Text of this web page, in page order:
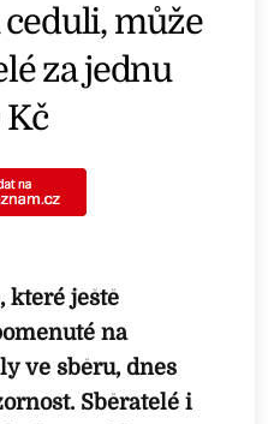
může
za jednu
které ještě
na
ve sběru, dnes
Sběratelé i